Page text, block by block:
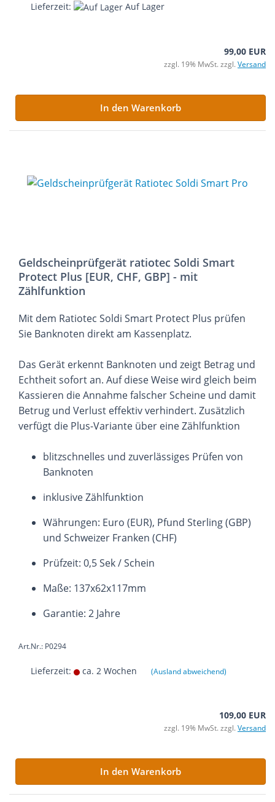
Lieferzeit: Auf Lager
99,00 EUR
zzgl. 19% MwSt. zzgl. Versand
In den Warenkorb
Geldscheinprüfgerät ratiotec Soldi Smart
Protect Plus [EUR, CHF, GBP] - mit
Zählfunktion
Mit dem Ratiotec Soldi Smart Protect Plus prüfen
Sie Banknoten direkt am Kassenplatz.
Das Gerät erkennt Banknoten und zeigt Betrag und
Echtheit sofort an. Auf diese Weise wird gleich beim
Kassieren die Annahme falscher Scheine und damit
Betrug und Verlust effektiv verhindert. Zusätzlich
verfügt die Plus-Variante über eine Zählfunktion
blitzschnelles und zuverlässiges Prüfen von
Banknoten
inklusive Zählfunktion
Währungen: Euro (EUR), Pfund Sterling (GBP)
und Schweizer Franken (CHF)
Prüfzeit: 0,5 Sek / Schein
Maße: 137x62x117mm
Garantie: 2 Jahre
Art.Nr.: P0294
Lieferzeit: ca. 2 Wochen (Ausland abweichend)
109,00 EUR
zzgl. 19% MwSt. zzgl. Versand
In den Warenkorb